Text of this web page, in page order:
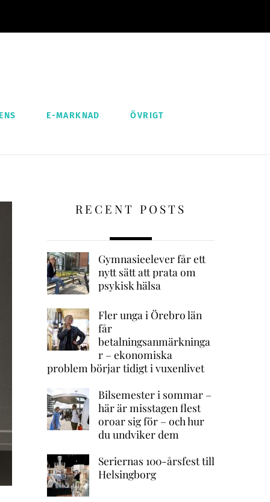
E-MARKNAD ÖVRIGT
RECENT POSTS
Gymnasieelever får ett
nytt sätt att prata om
psykisk hälsa
Fler unga i Örebro län
får
betalningsanmärkninga
r – ekonomiska
problem börjar tidigt i vuxenlivet
Bilsemester i sommar –
här är misstagen flest
oroar sig för – och hur
du undviker dem
Seriernas 100-årsfest till
Helsingborg